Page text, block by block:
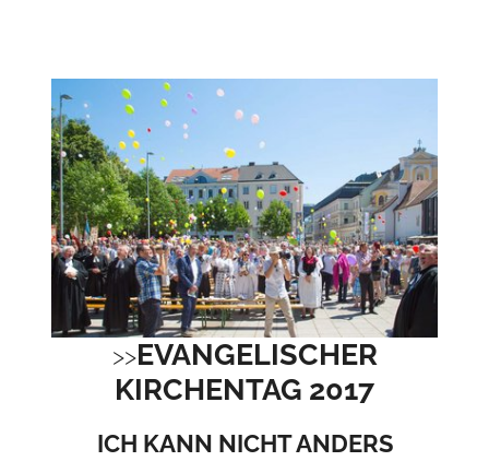
EVANGELISCHER
KIRCHENTAG 2017
ICH KANN NICHT ANDERS